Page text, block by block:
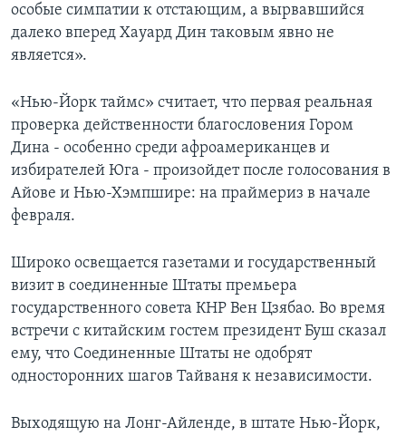
особые симпатии к отстающим, а вырвавшийся
далеко вперед Хауард Дин таковым явно не
является».
«Нью-Йорк таймс» считает, что первая реальная
проверка действенности благословения Гором
Дина - особенно среди афроамериканцев и
избирателей Юга - произойдет после голосования в
Айове и Нью-Хэмпшире: на праймериз в начале
февраля.
Широко освещается газетами и государственный
визит в соединенные Штаты премьера
государственного совета КНР Вен Цзябао. Во время
встречи с китайским гостем президент Буш сказал
ему, что Соединенные Штаты не одобрят
односторонних шагов Тайваня к независимости.
Выходящую на Лонг-Айленде, в штате Нью-Йорк,